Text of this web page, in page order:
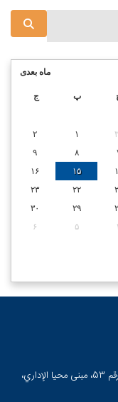
ماه بعدی
پ ج
۱
۲
۸
۹
۱۵
۱۶
۲۲
۲۳
۲۹
۳۰
۵ ۶
طهران، شارع شهيد مطهري، بعد تقاطع سهروردي، رقم 53، مبنى محيا الإداري،